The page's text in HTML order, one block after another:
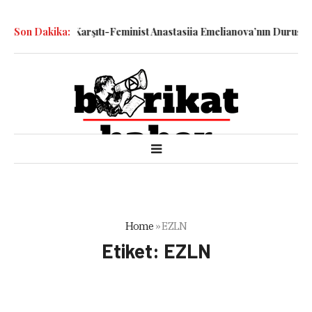
Son Dakika:
Savaş Karşıtı-Feminist Anastasiia Emelianova’nın Duruşması
Home »EZLN
Etiket: EZLN